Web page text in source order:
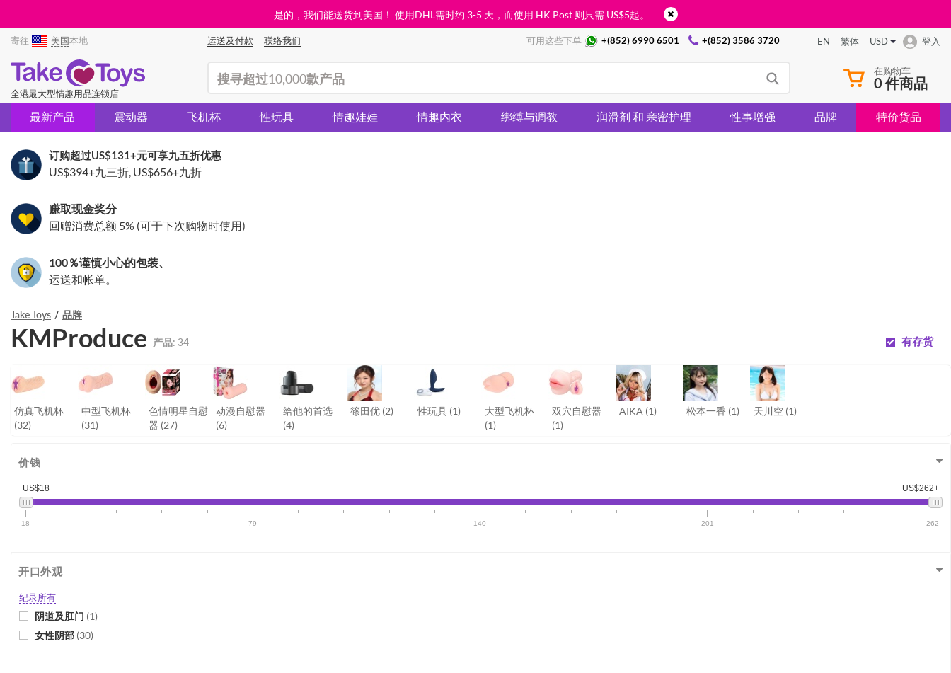
是的，我们能送货到美国！ 使用DHL需时约 3-5 天，而使用 HK Post 则只需 US$5起。
寄往 美国本地 运送及付款 联络我们 可用这些下单 +(852) 6990 6501 +(852) 3586 3720 EN 繁体 USD 登入
在购物车
0 件商品
全港最大型情趣用品连锁店
最新产品 震动器 飞机杯 性玩具 情趣娃娃 情趣内衣 绑缚与调教 润滑剂 和 亲密护理 性事增强 品牌 特价货品
订购超过US$131+元可享九五折优惠
US$394+九三折, US$656+九折
赚取现金奖分
回赠消费总额 5% (可于下次购物时使用)
100％谨慎小心的包装、
运送和帐单。
Take Toys 品牌
KMProduce 产品: 34 有存货
仿真飞机杯
(32)
中型飞机杯
(31)
色情明星自慰
器 (27)
动漫自慰器
(6)
给他的首选
(4)
篠田优 (2) 性玩具 (1)
大型飞机杯
(1)
双穴自慰器
(1)
AIKA (1) 松本一香 (1) 天川空 (1)
价钱
US$18 US$262+
18 79 140 201 262
开口外观
纪录所有
阴道及肛门 (1)
女性阴部 (30)